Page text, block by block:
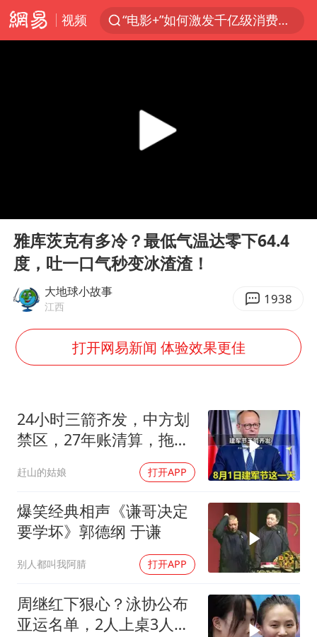
视频
“电影+”如何激发千亿级消费新活力？
泉州市委书记张毅恭被查
老中医：立秋后养心是关键
中医教你一招提升气血
全球首个长时储能一体化产业园量产
中巨芯：上半年归母净利润1405.77万元
中国女篮70-67险胜尼日利亚女篮
国防部：坚决反制任何闹海挑衅图谋
日本试射“战斧”导弹，国防部回应
胡彦斌韩磊 谁帮谁
夯实基础开新局
Play
雅库茨克有多冷？最低气温达零下64.4
度，吐一口气秒变冰渣渣！
大地球小故事
江西 1938
打开网易新闻 体验效果更佳
24小时三箭齐发，中方划
禁区，27年账清算，拖船
赶山的姑娘 打开APP
爆笑经典相声《谦哥决定
要学坏》郭德纲 于谦
别人都叫我阿腈 打开APP
周继红下狠心？泳协公布
亚运名单，2人上桌3人下